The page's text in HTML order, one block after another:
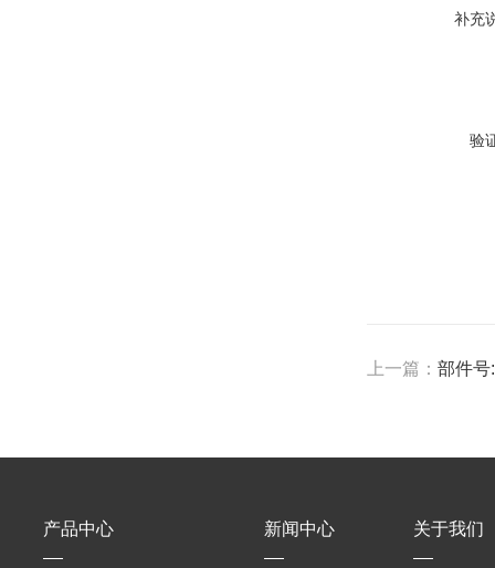
补充
验
上一篇：部件号
产品中心 新闻中心 关于我们